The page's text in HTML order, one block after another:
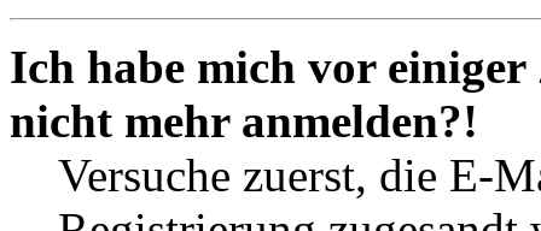
Ich habe mich vor
nicht mehr anmelden?!
Versuche zuerst, die E-